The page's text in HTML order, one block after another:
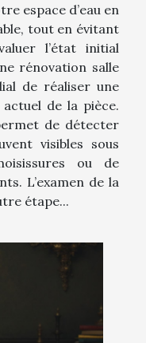
espace d’eau en
tout en évitant
l’état initial
rénovation salle
de réaliser une
de la pièce.
de détecter
visibles sous
ou de
L’examen de la
étape...